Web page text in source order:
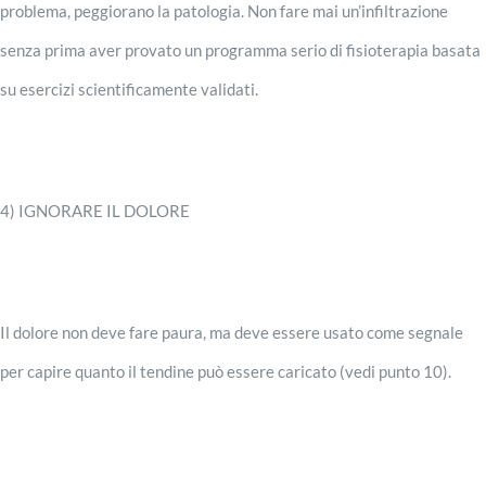
problema, peggiorano la patologia. Non fare mai un’infiltrazione
senza prima aver provato un programma serio di fisioterapia basata
su esercizi scientificamente validati.
4) IGNORARE IL DOLORE
Il dolore non deve fare paura, ma deve essere usato come segnale
per capire quanto il tendine può essere caricato (vedi punto 10).